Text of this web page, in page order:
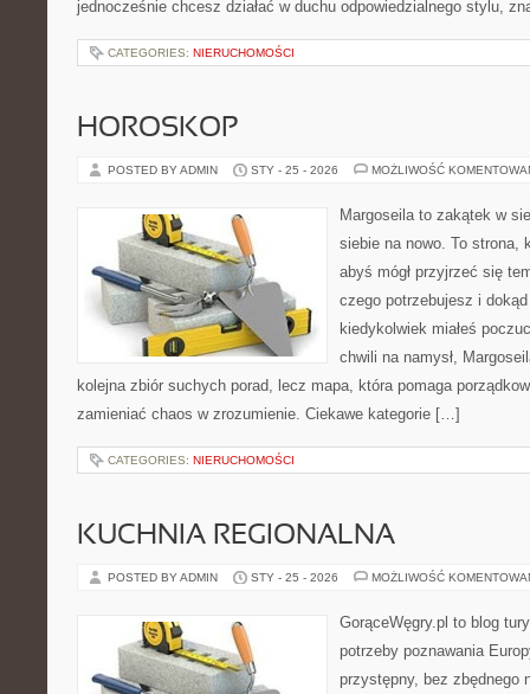
jednocześnie chcesz działać w duchu odpowiedzialnego stylu,
CATEGORIES: NIERUCHOMOŚCI
HOROSKOP
POSTED BY ADMIN STY - 25 - 2026 MOŻLIWOŚĆ
Margoseila to zakątek w
siebie na nowo. To strona,
abyś mógł przyjrzeć się
czego potrzebujesz i
kiedykolwiek miałeś
chwili na namysł,
kolejna zbiór suchych porad, lecz mapa, która pomaga
zamieniać chaos w zrozumienie. Ciekawe kategorie […]
CATEGORIES: NIERUCHOMOŚCI
KUCHNIA REGIONALNA
POSTED BY ADMIN STY - 25 - 2026 MOŻLIWOŚĆ
GorąceWęgry.pl to blog
potrzeby poznawania
przystępny, bez zbędnego